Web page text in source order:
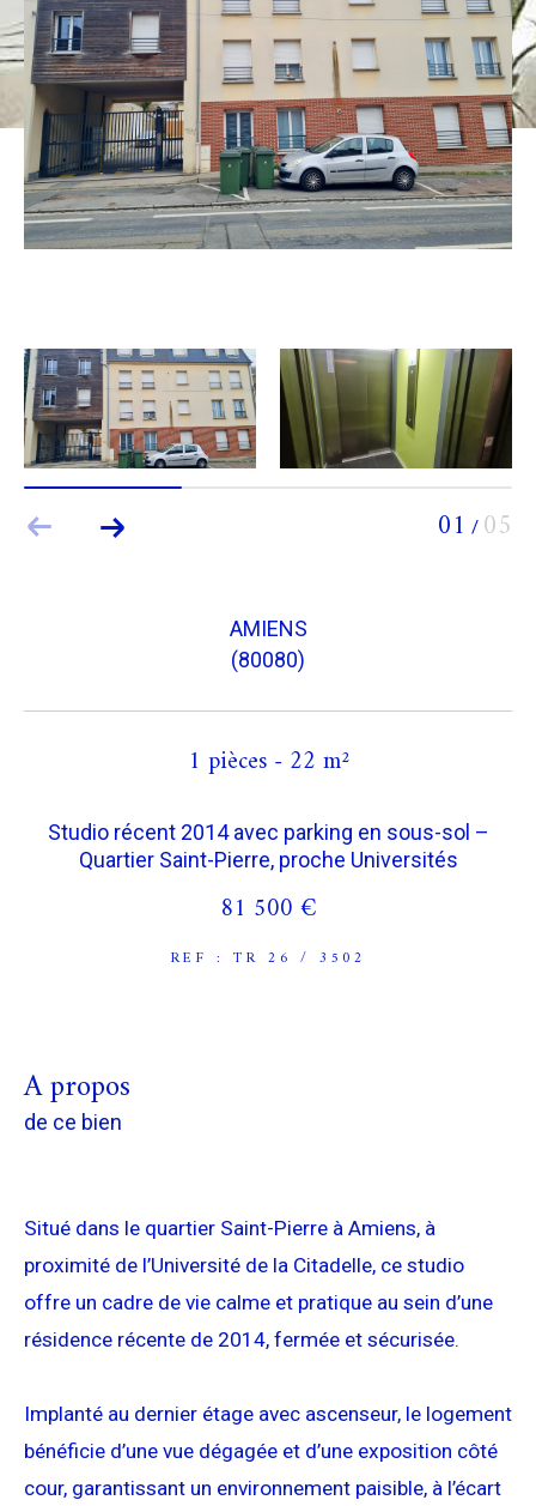
01 / 05
AMIENS
(80080)
1 pièces - 22 m²
Studio récent 2014 avec parking en sous-sol –
Quartier Saint-Pierre, proche Universités
81 500 €
REF : TR 26 / 3502
a propos
de ce bien
Situé dans le quartier Saint-Pierre à Amiens, à
proximité de l’Université de la Citadelle, ce studio
offre un cadre de vie calme et pratique au sein d’une
résidence récente de 2014, fermée et sécurisée.
Implanté au dernier étage avec ascenseur, le logement
bénéficie d’une vue dégagée et d’une exposition côté
cour, garantissant un environnement paisible, à l’écart
Budget
Budget
Surface
Surface
Pièces
Pièces
AFFINER LES CRITÈRES
TERRASSE PARKING PISCINE
FILTRER PAR
NOUVEAUTÉS
RECHERCHER